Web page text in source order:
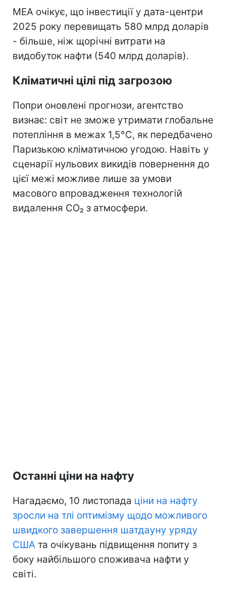
МЕА очікує, що інвестиції у дата-центри
2025 року перевищать 580 млрд доларів
- більше, ніж щорічні витрати на
видобуток нафти (540 млрд доларів).
Кліматичні цілі під загрозою
Попри оновлені прогнози, агентство
визнає: світ не зможе утримати глобальне
потепління в межах 1,5°C, як передбачено
Паризькою кліматичною угодою. Навіть у
сценарії нульових викидів повернення до
цієї межі можливе лише за умови
масового впровадження технологій
видалення CO₂ з атмосфери.
Останні ціни на нафту
Нагадаємо, 10 листопада ціни на нафту
зросли на тлі оптимізму щодо можливого
швидкого завершення шатдауну уряду
США та очікувань підвищення попиту з
боку найбільшого споживача нафти у
світі.